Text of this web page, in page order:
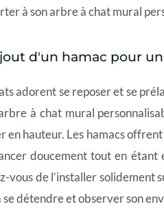
à son arbre à chat mural
d'un hamac pour
adorent se reposer et se
à chat mural
en hauteur. Les hamacs
doucement tout en étant
vous de l’installer
se détendre et observer son